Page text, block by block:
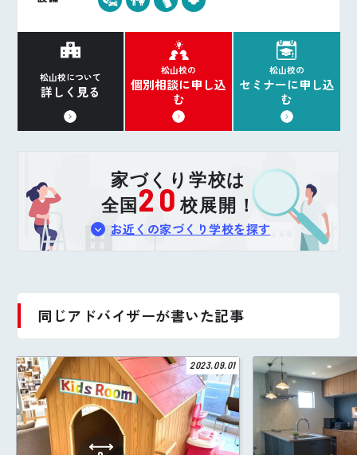
松山校について
詳しく見る
松山校の
個別相談に申し込
む
松山校の
セミナーに申し込
む
家づくり学校は
全国 20校展開！
お近くの家づくり学校を探す
同じアドバイザーが書いた記事
2023.09.01